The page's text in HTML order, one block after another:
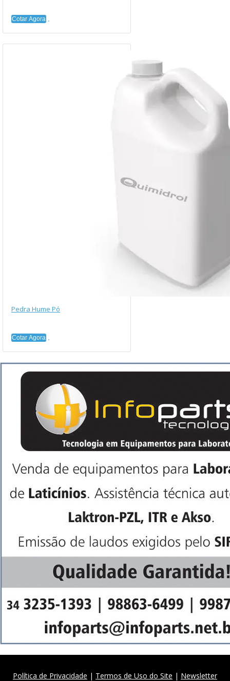
Cotar Agora
Pedra Hume Pó
Cotar Agora
Política de Privacidade | Termos de Uso do Site | Newsletter